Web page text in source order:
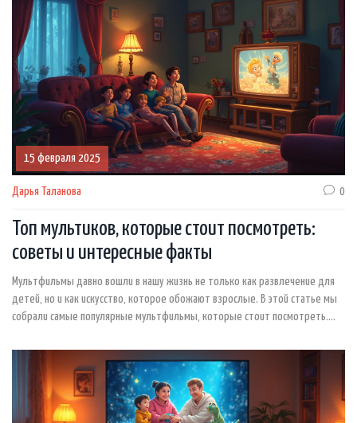
увлекательный мир самых известных мультфильмов.
15 февраля 2025
Дарья Таланова 0
Топ мультиков, которые стоит посмотреть:
советы и интересные факты
Мультфильмы давно вошли в нашу жизнь не только как развлечение для
детей, но и как искусство, которое обожают взрослые. В этой статье мы
собрали самые популярные мультфильмы, которые стоит посмотреть.
свой список просмотров и полюбите искусство анимации так же, как мы! В
статье вас ждут рекомендации, свежие факты и идеи для следующего
уютного вечера с мультиками.